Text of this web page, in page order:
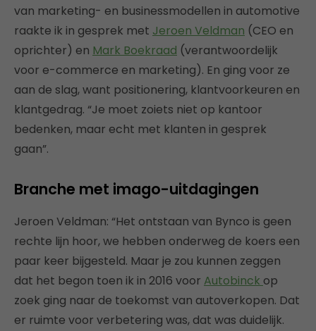
van marketing- en businessmodellen in automotive
raakte ik in gesprek met Jeroen Veldman (CEO en
oprichter) en Mark Boekraad (verantwoordelijk
voor e-commerce en marketing). En ging voor ze
aan de slag, want positionering, klantvoorkeuren en
klantgedrag. “Je moet zoiets niet op kantoor
bedenken, maar echt met klanten in gesprek
gaan”.
Branche met imago-uitdagingen
Jeroen Veldman: “Het ontstaan van Bynco is geen
rechte lijn hoor, we hebben onderweg de koers een
paar keer bijgesteld. Maar je zou kunnen zeggen
dat het begon toen ik in 2016 voor Autobinck op
zoek ging naar de toekomst van autoverkopen. Dat
er ruimte voor verbetering was, dat was duidelijk.